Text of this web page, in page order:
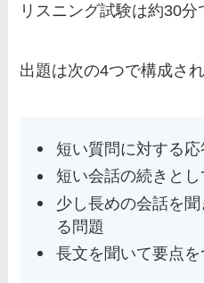
リスニング試験は約30分
出題は次の4つで構成され
短い質問に対する
短い会話の続きと
少し長めの会話を
る問題
長文を聞いて要点を